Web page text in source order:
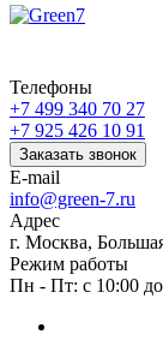
Телефоны
+7 499 340 70 27
+7 925 426 10 91
Заказать звонок
E-mail
info@green-7.ru
Адрес
г. Москва,
Режим работы
Пн - Пт: с 10:00